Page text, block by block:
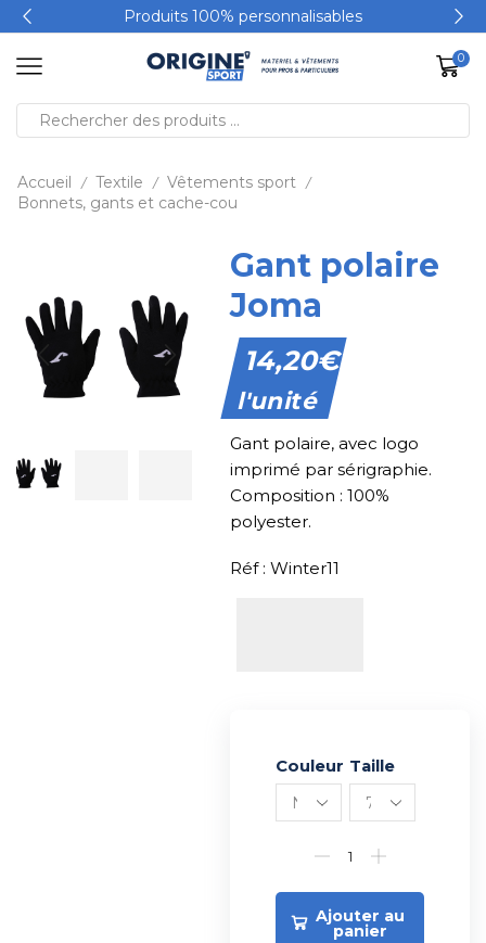
Produits 100% personnalisables
0
Accueil / Textile / Vêtements sport /
Bonnets, gants et cache-cou
Gant polaire
Joma
14,20€
l'unité
Gant polaire, avec logo
imprimé par sérigraphie.
Composition : 100%
polyester.
Réf : Winter11
Couleur Taille
Ajouter au
panier
Alternative: